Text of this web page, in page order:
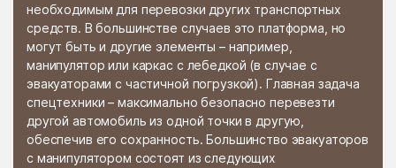
необходимым для перевозки других транспортных
средств. В большинстве случаев это платформа, но
могут быть и другие элементы – например,
манипулятор или каркас с лебедкой (в случае с
эвакуаторами с частичной погрузкой). Главная задача
спецтехники – максимально безопасно перевезти
другой автомобиль из одной точки в другую,
обеспечив его сохранность. Большинство эвакуаторов
с манипулятором состоят из следующих